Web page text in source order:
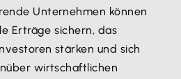
Unternehmen können
Erträge sichern, das
stärken und sich
wirtschaftlichen